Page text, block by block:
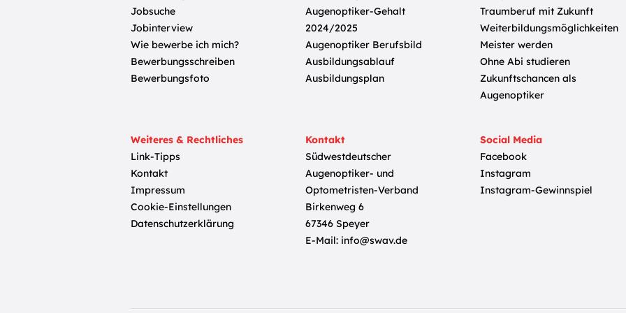
Jobsuche
Jobinterview
Wie bewerbe ich mich?
Bewerbungsschreiben
Bewerbungsfoto
Augenoptiker-Gehalt
2024/2025
Augenoptiker Berufsbild
Ausbildungsablauf
Ausbildungsplan
Traumberuf mit Zukunft
Weiterbildungsmöglichkeiten
Meister werden
Ohne Abi studieren
Zukunftschancen als
Augenoptiker
Weiteres & Rechtliches
Link-Tipps
Kontakt
Impressum
Cookie-Einstellungen
Datenschutzerklärung
Kontakt
Südwestdeutscher
Augenoptiker- und
Optometristen-Verband
Birkenweg 6
67346 Speyer
E-Mail: info@swav.de
Social Media
Facebook
Instagram
Instagram-Gewinnspiel